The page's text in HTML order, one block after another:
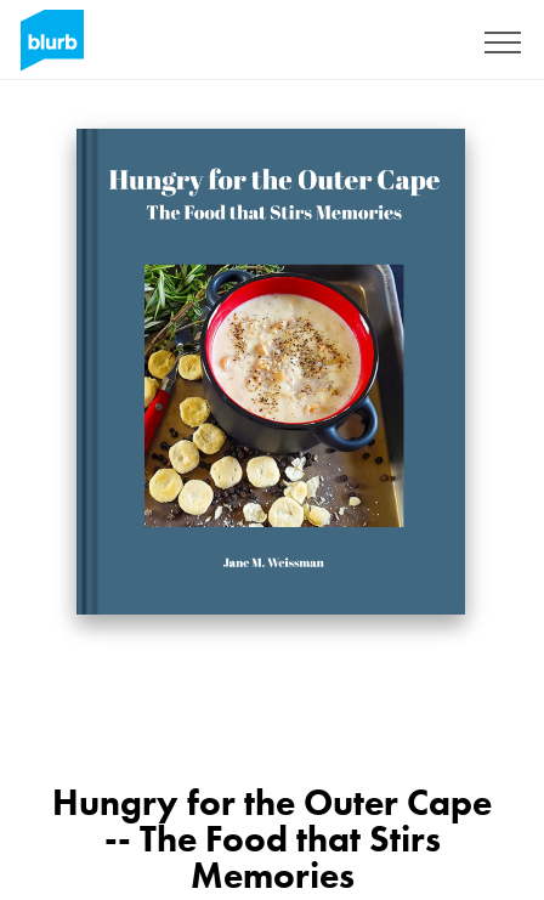
Hungry for the Outer Cape
-- The Food that Stirs
Memories